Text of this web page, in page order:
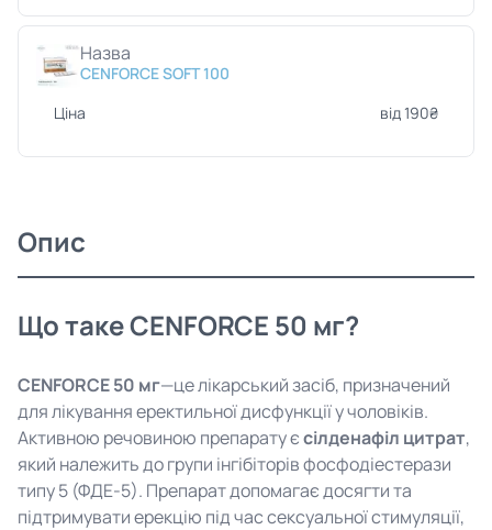
Назва
CENFORCE SOFT 100
Ціна
від 190₴
Опис
Що таке CENFORCE 50 мг?
CENFORCE 50 мг—це лікарський засіб, призначений
для лікування еректильної дисфункції у чоловіків.
Активною речовиною препарату єсілденафіл цитрат,
який належить до групи інгібіторів фосфодіестерази
типу 5 (ФДЕ-5). Препарат допомагає досягти та
підтримувати ерекцію під час сексуальної стимуляції,